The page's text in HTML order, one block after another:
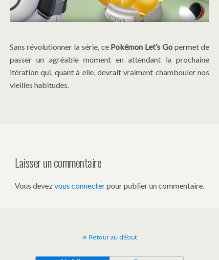
Sans révolutionner la série, ce Pokémon Let’s Go permet de
passer un agréable moment en attendant la prochaine
itération qui, quant à elle, devrait vraiment chambouler nos
vieilles habitudes.
Laisser un commentaire
Vous devezvous connecterpour publier un commentaire.
Retour au début